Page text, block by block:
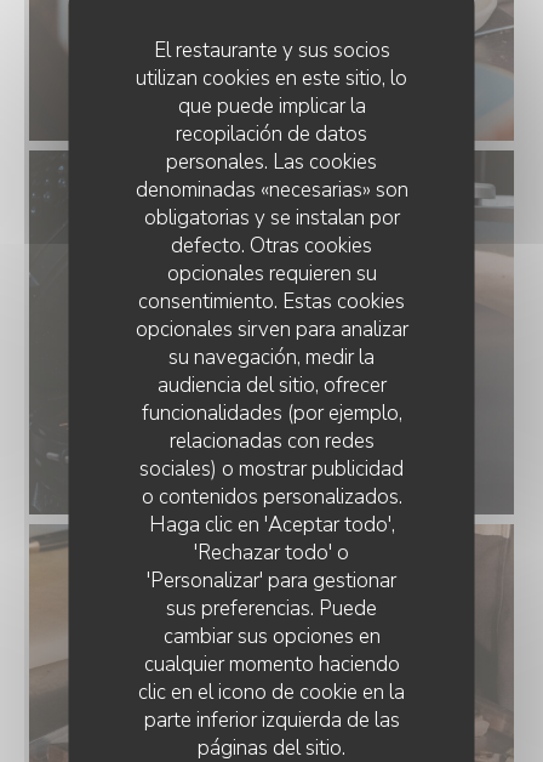
El restaurante y sus socios
utilizan cookies en este sitio, lo
que puede implicar la
recopilación de datos
personales. Las cookies
denominadas «necesarias» son
obligatorias y se instalan por
defecto. Otras cookies
opcionales requieren su
consentimiento. Estas cookies
opcionales sirven para analizar
su navegación, medir la
audiencia del sitio, ofrecer
funcionalidades (por ejemplo,
relacionadas con redes
sociales) o mostrar publicidad
o contenidos personalizados.
Haga clic en 'Aceptar todo',
'Rechazar todo' o
'Personalizar' para gestionar
sus preferencias. Puede
cambiar sus opciones en
cualquier momento haciendo
clic en el icono de cookie en la
parte inferior izquierda de las
páginas del sitio.